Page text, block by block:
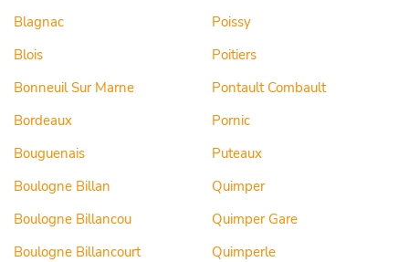
Blagnac
Blois
Bonneuil Sur Marne
Bordeaux
Bouguenais
Boulogne Billan
Boulogne Billancou
Boulogne Billancourt
Poissy
Poitiers
Pontault Combault
Pornic
Puteaux
Quimper
Quimper Gare
Quimperle